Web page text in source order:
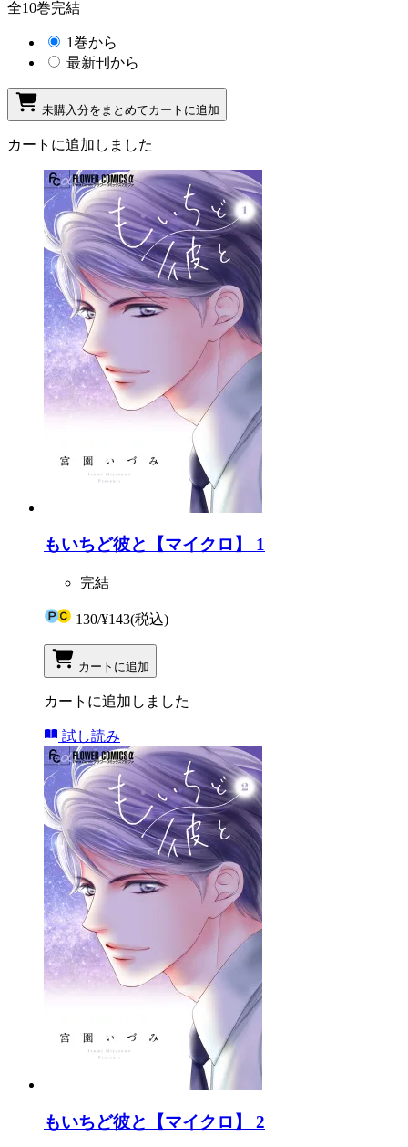
全10巻完結
1巻から
最新刊から
未購入分をまとめてカートに追加
カートに追加しました
もいちど彼と【マイクロ】 1
完結
130/¥143(税込)
カートに追加
カートに追加しました
試し読み
もいちど彼と【マイクロ】 2